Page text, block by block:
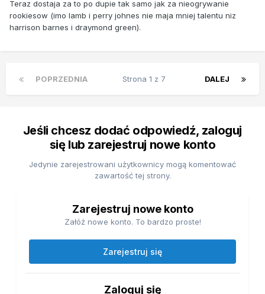
Teraz dostaja za to po dupie tak samo jak za nieogrywanie
rookiesow (imo lamb i perry johnes nie maja mniej talentu niz
harrison barnes i draymond green).
POPRZEDNIA DALEJ
Strona 1 z 7
Jeśli chcesz dodać odpowiedź, zaloguj
się lub zarejestruj nowe konto
Jedynie zarejestrowani użytkownicy mogą komentować
zawartość tej strony.
Zarejestruj nowe konto
Załóż nowe konto. To bardzo proste!
Zarejestruj się
Zaloguj się